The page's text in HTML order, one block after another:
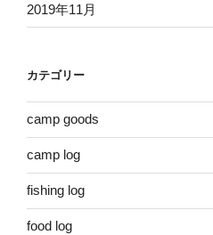
2019年11月
カテゴリー
camp goods
camp log
fishing log
food log